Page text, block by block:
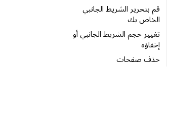
قم بتحرير الشريط الجانبي
الخاص بك
تغيير حجم الشريط الجانبي أو
إخفاؤه
حذف صفحات